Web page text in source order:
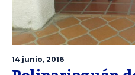
14 junio, 2016